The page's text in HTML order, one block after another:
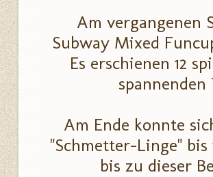
Am vergangenen
Subway Mixed
Es erschienen 12
Am Ende konnte
"Schmetter-Linge"
bis zu dieser